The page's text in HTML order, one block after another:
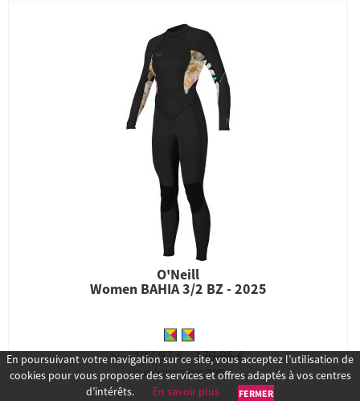
O'Neill
Women BAHIA 3/2 BZ - 2025
Dès 107,97 € 179,95 €
Vous économisez40%
En poursuivant votre navigation sur ce site, vous acceptez l’utilisation de
cookies pour vous proposer des services et offres adaptés à vos centres
d’intérêts.
En savoir plus FERMER